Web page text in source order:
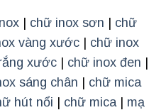
| chữ inox sơn | chữ
vàng xước | chữ inox
xước | chữ inox đen |
sáng chân | chữ mica
hút nổi | chữ mica | mạ